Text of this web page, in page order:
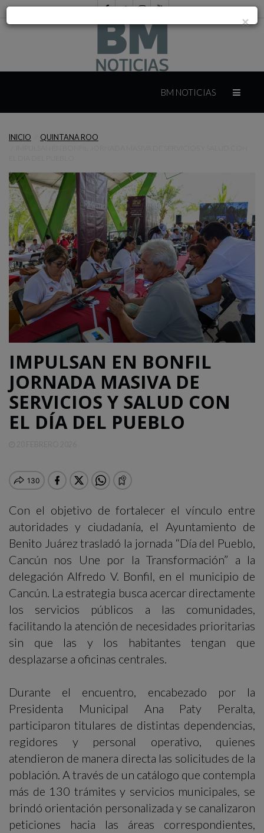
YUCATÁN
CAMPECHE
QUINTANA
ROO
DEPORTES
ENTRETENIMIENTO
OPINIÓN
BM NOTICIAS
INICIO
QUINTANA ROO
IMPULSAN EN BONFIL
JORNADA MASIVA DE
SERVICIOS Y SALUD CON
EL DÍA DEL PUEBLO
Con el objetivo de fortalecer el vínculo entre
autoridades y ciudadanía, el Ayuntamiento de
Benito Juárez trasladó la jornada “Día del Pueblo,
Cancún nos Une por la Transformación” a la
delegación Alfredo V. Bonfil, en el municipio de
Cancún. La estrategia busca acercar directamente
los servicios públicos a las comunidades,
facilitando la atención de necesidades prioritarias
sin que las y los habitantes tengan que
desplazarse a oficinas centrales.
Durante el encuentro, encabezado por la
Presidenta Municipal Ana Paty Peralta,
participaron titulares de distintas dependencias,
regidores y personal operativo, quienes
atendieron de manera directa las solicitudes de la
población. A través de un catálogo que contempla
más de 130 trámites y servicios municipales, se
brindó orientación personalizada y se canalizaron
peticiones hacia las áreas correspondientes,
×